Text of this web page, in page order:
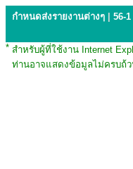
กำหนดส่งรายงานต่างๆ 56-1
* สำหรับผู้ที่ใช้งาน Internet
ท่านอาจแสดงข้อมูลไม่ครบถ้